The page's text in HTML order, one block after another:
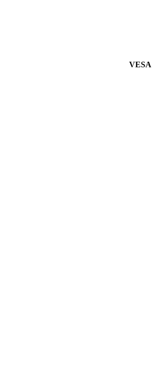
VESA